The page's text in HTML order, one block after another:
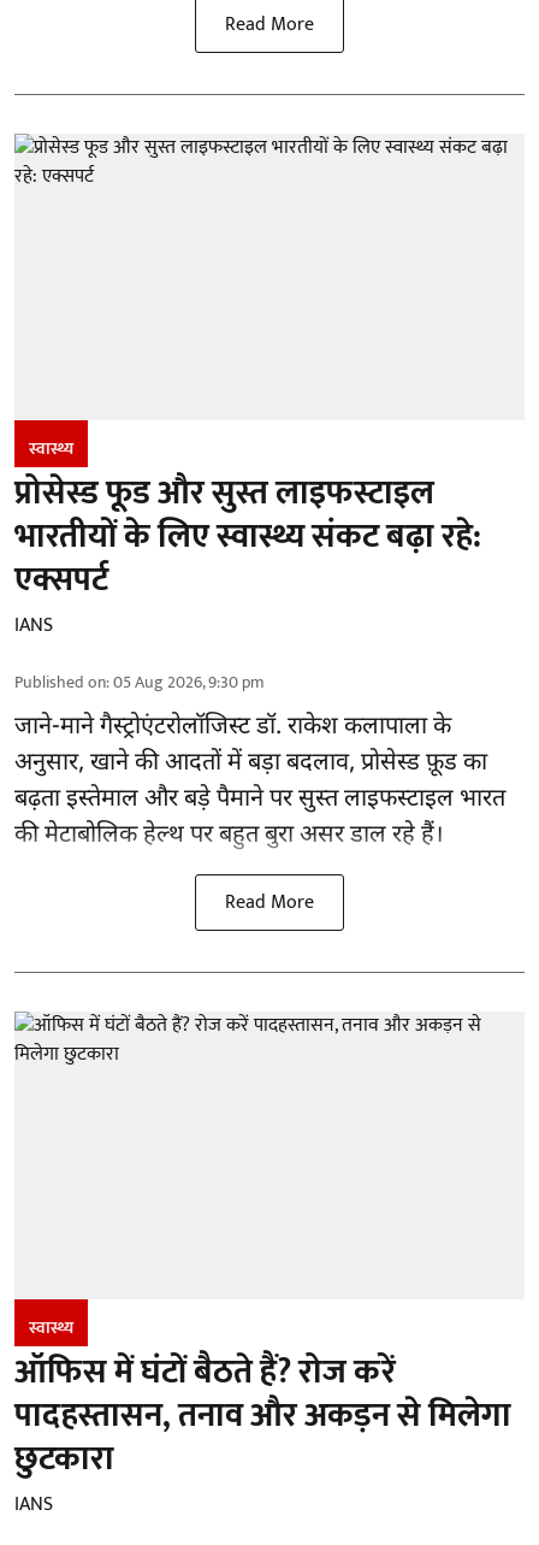
Read More
स्वास्थ्य
प्रोसेस्ड फूड और सुस्त लाइफस्टाइल
भारतीयों के लिए स्वास्थ्य संकट बढ़ा रहे:
एक्सपर्ट
IANS
Published on:05 Aug 2026, 9:30 pm
जाने-माने गैस्ट्रोएंटरोलॉजिस्ट डॉ. राकेश कलापाला के
अनुसार, खाने की आदतोंमें बड़ा बदलाव, प्रोसेस्ड फ़ूड का
बढ़ता इस्तेमाल और बड़े पैमाने पर सुस्त लाइफस्टाइल भारत
की मेटाबोलिक हेल्थ पर बहुत बुरा असर डाल रहे हैं।
Read More
स्वास्थ्य
ऑफिस में घंटों बैठते हैं? रोज करें
पादहस्तासन, तनाव और अकड़न से मिलेगा
छुटकारा
IANS